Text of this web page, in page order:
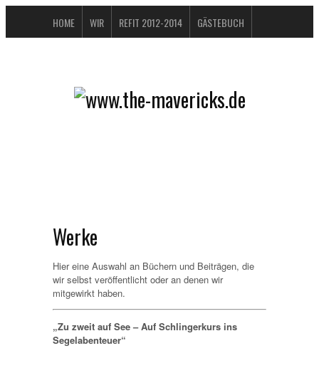
HOME WIR REFIT 2012-2014 GÄSTEBUCH
DATENSCHUTZERKLÄRUNG
Werke
Hier eine Auswahl an Büchern und Beiträgen, die
wir selbst veröffentlicht oder an denen wir
mitgewirkt haben.
„Zu zweit auf See – Auf Schlingerkurs ins
Segelabenteuer“